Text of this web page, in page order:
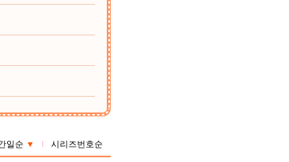
일순 ▼ 시리즈번호순